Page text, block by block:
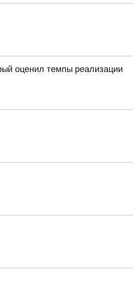
оценил темпы реализации